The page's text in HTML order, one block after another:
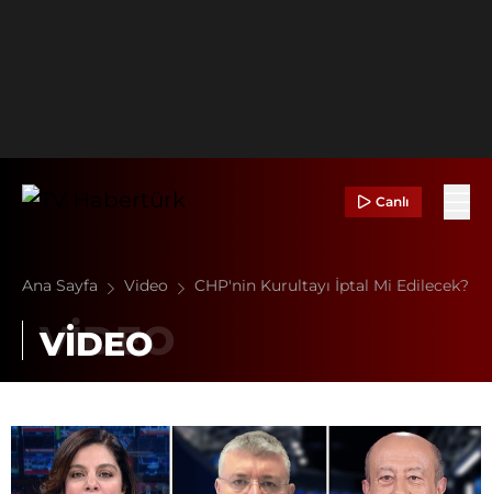
Canlı
Ana Sayfa Video CHP'nin Kurultayı İptal Mi Edilecek?
VİDEO